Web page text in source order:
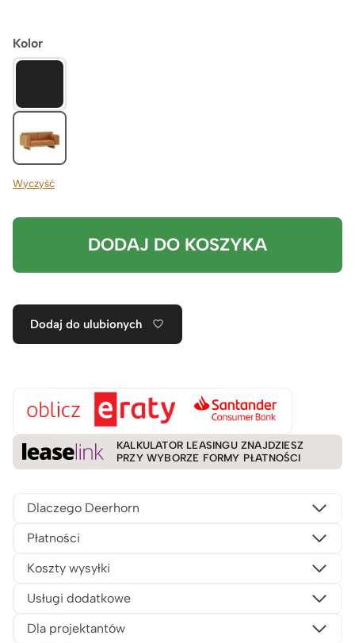
Kolor
Wyczyść
DODAJ DO KOSZYKA
Dodaj do ulubionych
KALKULATOR LEASINGU ZNAJDZIESZ
PRZY WYBORZE FORMY PŁATNOŚCI
Dlaczego Deerhorn
Płatności
Koszty wysyłki
Usługi dodatkowe
Dla projektantów